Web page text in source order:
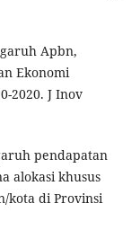
Apbn,
Ekonomi
2020. J Inov
pendapatan
alokasi khusus
kota di Provinsi